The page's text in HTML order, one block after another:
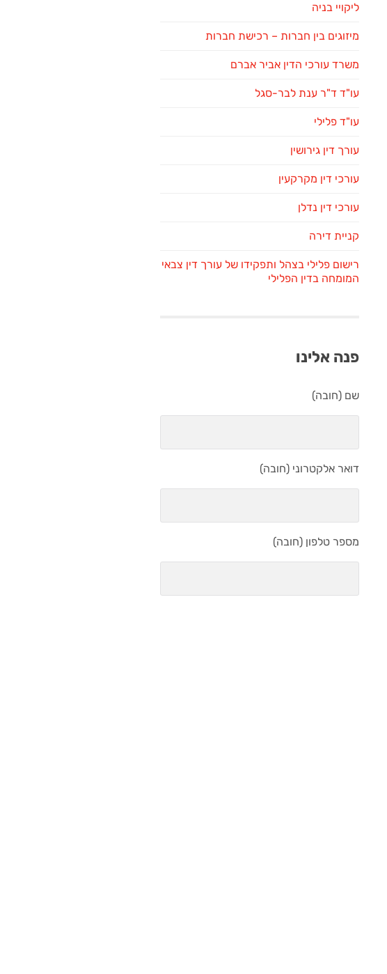
ליקויי בניה
מיזוגים בין חברות – רכישת חברות
משרד עורכי הדין אביר אברם
עו"ד ד"ר ענת לבר-סגל
עו"ד פלילי
עורך דין גירושין
עורכי דין מקרקעין
עורכי דין נדלן
קניית דירה
רישום פלילי בצהל ותפקידו של עורך דין צבאי
המומחה בדין הפלילי
פנה אלינו
שם (חובה)
דואר אלקטרוני (חובה)
מספר טלפון (חובה)